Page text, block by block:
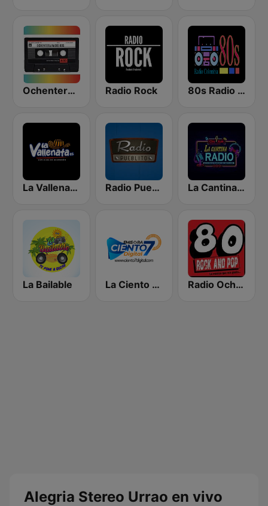
Ochentera Radio 80s Radio Rock 80s Radio Colombia
La Vallenata Es Radio Pueblito La Cantina Radio
La Bailable La Ciento 7 Dijital Radio Ochentas Colombia
Alegria Stereo Urrao en vivo